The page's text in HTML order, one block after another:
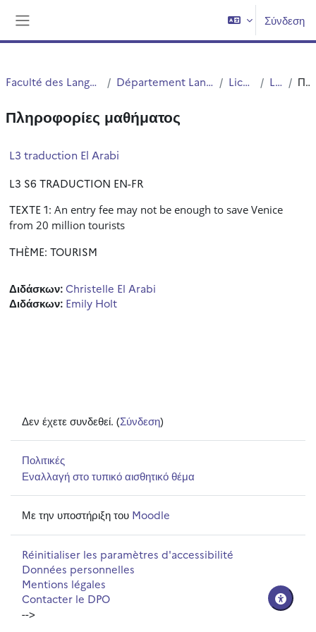
Σύνδεση
Faculté des Langues Cultures et Sociétés (FLCS) Département Langues Etrangères Appliquées (LEA) Licences (cours) Licence 3 Περίληψη
Πληροφορίες μαθήματος
L3 traduction El Arabi
L3 S6 TRADUCTION EN-FR
TEXTE 1: An entry fee may not be enough to save Venice
from 20 million tourists
THÈME: TOURISM
Διδάσκων:Christelle El Arabi
Διδάσκων: Emily Holt
Δεν έχετε συνδεθεί. (Σύνδεση)
Πολιτικές
Εναλλαγή στο τυπικό αισθητικό θέμα
Με την υποστήριξη του Moodle
Réinitialiser les paramètres d'accessibilité
Données personnelles
Mentions légales
Contacter le DPO
-->